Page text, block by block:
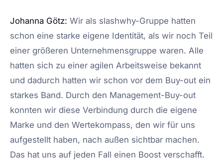
Johanna Götz: Wir als slashwhy-Gruppe hatten
schon eine starke eigene Identität, als wir noch Teil
einer größeren Unternehmensgruppe waren. Alle
hatten sich zu einer agilen Arbeitsweise bekannt
und dadurch hatten wir schon vor dem Buy-out ein
starkes Band. Durch den Management-Buy-out
konnten wir diese Verbindung durch die eigene
Marke und den Wertekompass, den wir für uns
aufgestellt haben, nach außen sichtbar machen.
Das hat uns auf jeden Fall einen Boost verschafft.